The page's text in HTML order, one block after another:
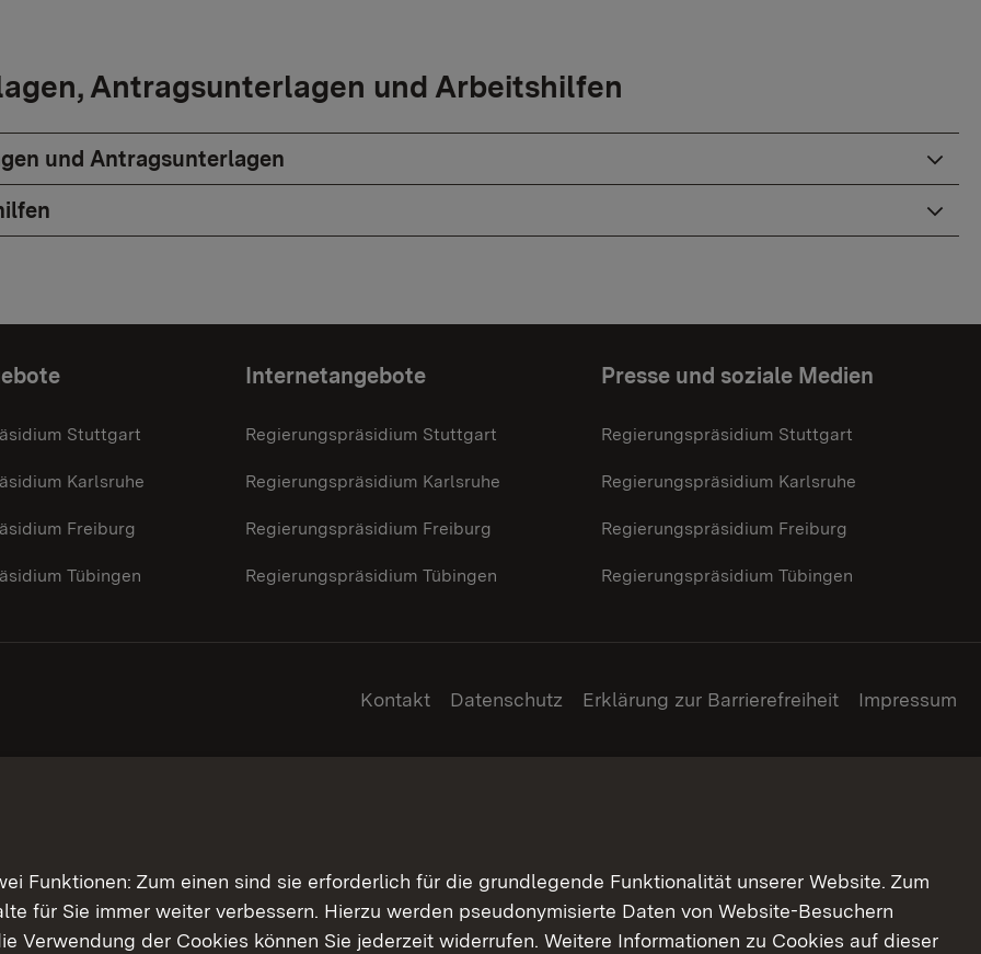
Antragsunterlagen und Arbeitshilfen
und Antragsunterlagen
Stuttgart
Karlsruhe
Freiburg
Tübingen
Internetangebote
Regierungspräsidium Stuttgart
Regierungspräsidium Karlsruhe
Regierungspräsidium Freiburg
Regierungspräsidium Tübingen
Presse und soziale Medien
Regierungspräsidium Stuttgart
Regierungspräsidium Karlsruhe
Regierungspräsidium Freiburg
Regierungspräsidium Tübingen
Kontakt Datenschutz Erklärung zur Barrierefreiheit Impressum
Funktionen: Zum einen sind sie erforderlich für die grundlegende Funktionalität unserer Website. Zum
für Sie immer weiter verbessern. Hierzu werden pseudonymisierte Daten von Website-Besuchern
Verwendung der Cookies können Sie jederzeit widerrufen. Weitere Informationen zu Cookies auf dieser